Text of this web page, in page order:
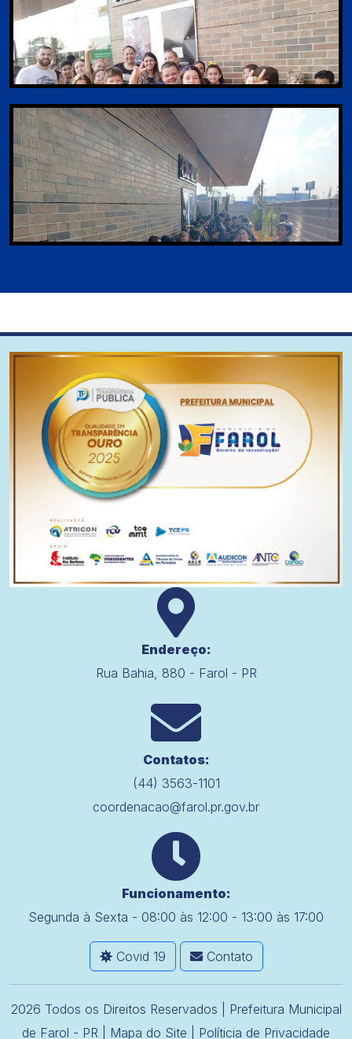
Endereço:
Rua Bahia, 880 - Farol - PR
Contatos:
(44) 3563-1101
coordenacao@farol.pr.gov.br
Funcionamento:
Segunda à Sexta - 08:00 às 12:00 - 13:00 às 17:00
Covid 19 Contato
2026 Todos os Direitos Reservados | Prefeitura Municipal
de Farol - PR | Mapa do Site Políticia de Privacidade